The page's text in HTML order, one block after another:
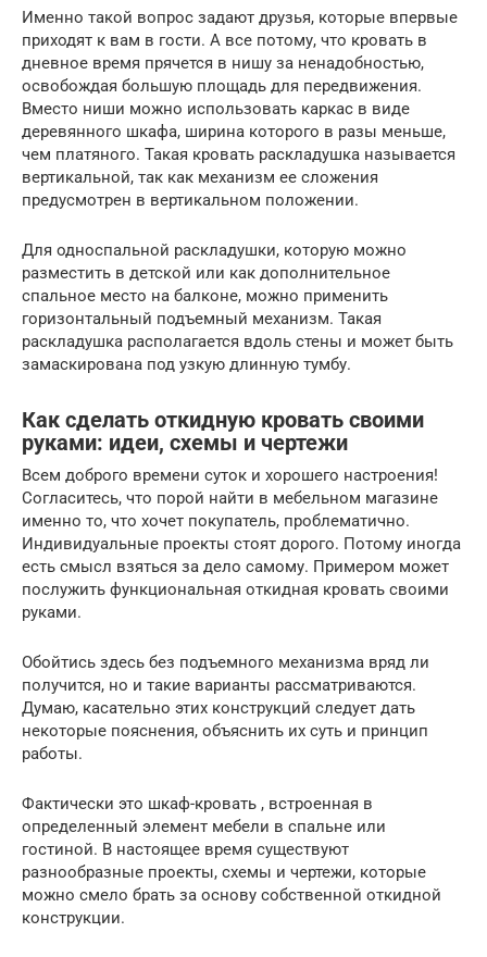
Именно такой вопрос задают друзья, которые впервые
приходят к вам в гости. А все потому, что кровать в
дневное время прячется в нишу за ненадобностью,
освобождая большую площадь для передвижения.
Вместо ниши можно использовать каркас в виде
деревянного шкафа, ширина которого в разы меньше,
чем платяного. Такая кровать раскладушка называется
вертикальной, так как механизм ее сложения
предусмотрен в вертикальном положении.
Для односпальной раскладушки, которую можно
разместить в детской или как дополнительное
спальное место на балконе, можно применить
горизонтальный подъемный механизм. Такая
раскладушка располагается вдоль стены и может быть
замаскирована под узкую длинную тумбу.
Как сделать откидную кровать своими
руками: идеи, схемы и чертежи
Всем доброго времени суток и хорошего настроения!
Согласитесь, что порой найти в мебельном магазине
именно то, что хочет покупатель, проблематично.
Индивидуальные проекты стоят дорого. Потому иногда
есть смысл взяться за дело самому. Примером может
послужить функциональная откидная кровать своими
руками.
Обойтись здесь без подъемного механизма вряд ли
получится, но и такие варианты рассматриваются.
Думаю, касательно этих конструкций следует дать
некоторые пояснения, объяснить их суть и принцип
работы.
Фактически это шкаф-кровать , встроенная в
определенный элемент мебели в спальне или
гостиной. В настоящее время существуют
разнообразные проекты, схемы и чертежи, которые
можно смело брать за основу собственной откидной
конструкции.